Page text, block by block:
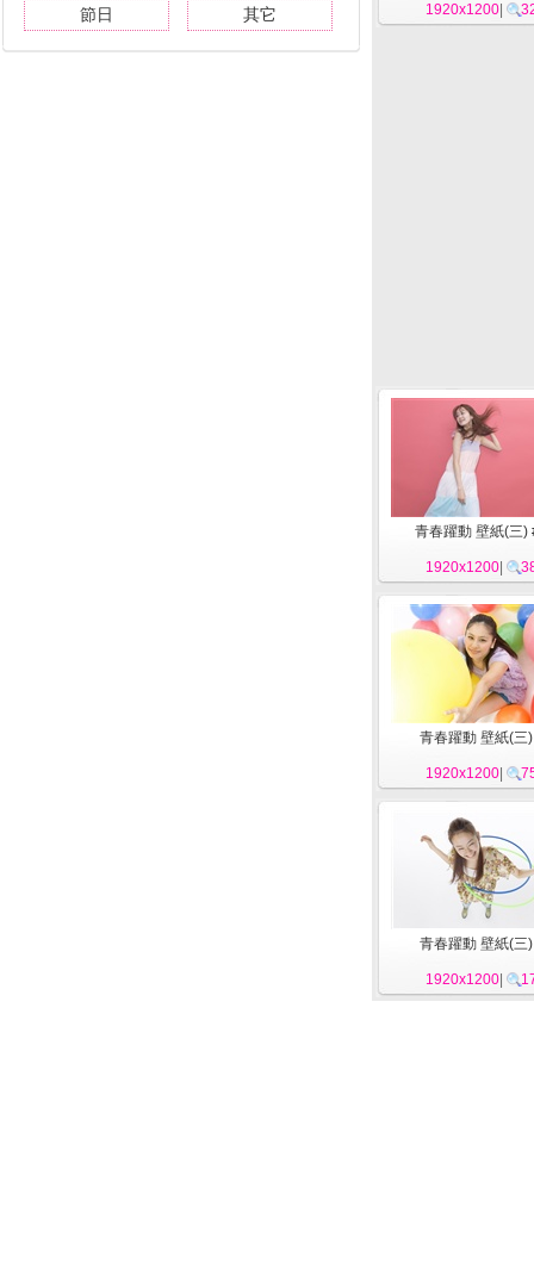
節日 其它 1920x1200
青春躍動 壁紙(三)
1920x1200
青春躍動 壁紙(三
1920x1200
青春躍動 壁紙(三
1920x1200